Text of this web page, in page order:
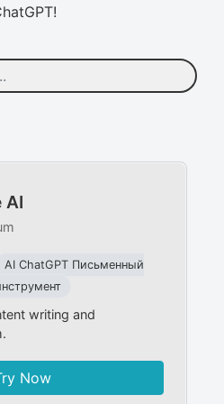
AI
AI ChatGPT Письменный
writing and
Now